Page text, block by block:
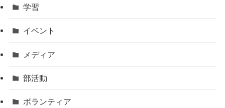
学習
イベント
メディア
部活動
ボランティア